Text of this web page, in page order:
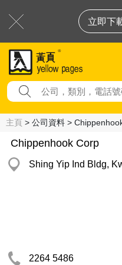
立即下
主頁 > 公司資料 >
Chippenhook Corp
Shing Yip Ind Bldg,
2264 5486